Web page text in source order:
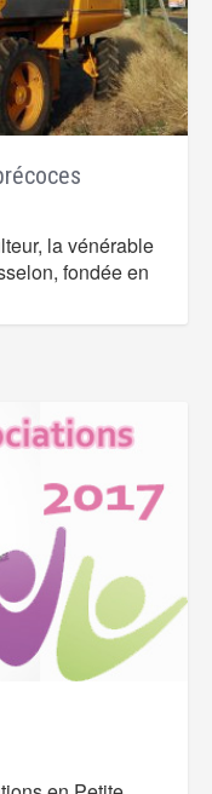
la vénérable
fondée en